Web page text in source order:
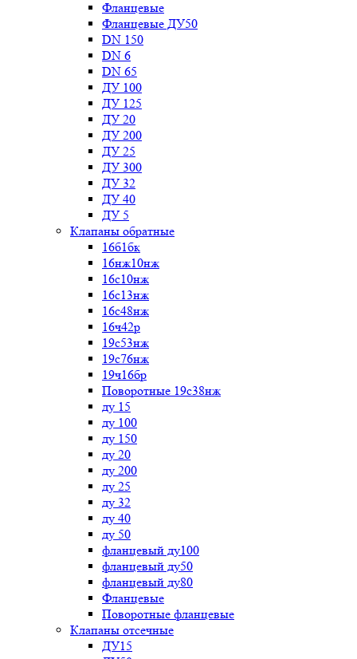
Фланцевые
Фланцевые ДУ50
DN 150
DN 6
DN 65
ДУ 100
ДУ 125
ДУ 20
ДУ 200
ДУ 25
ДУ 300
ДУ 32
ДУ 40
ДУ 5
Клапаны обратные
16б1бк
16нж10нж
16с10нж
16с13нж
16с48нж
16ч42р
19с53нж
19с76нж
19ч16бр
Поворотные 19с38нж
ду 15
ду 100
ду 150
ду 20
ду 200
ду 25
ду 32
ду 40
ду 50
фланцевый ду100
фланцевый ду50
фланцевый ду80
Фланцевые
Поворотные фланцевые
Клапаны отсечные
ДУ15